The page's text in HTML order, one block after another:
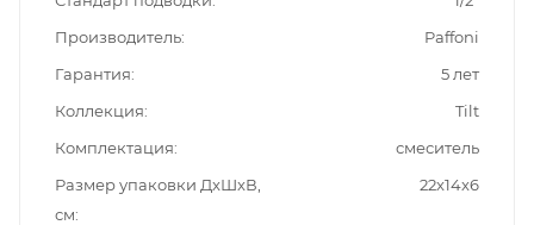
Производитель
Paffoni
Гарантия
5 лет
Коллекция
Tilt
Комплектация
смеситель
Размер упаковки ДxШxВ,
см
22x14x6